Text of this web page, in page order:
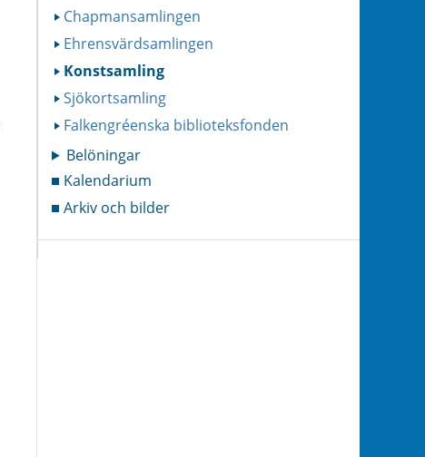
Chapmansamlingen
Ehrensvärdsamlingen
Konstsamling
Sjökortsamling
Falkengréenska biblioteksfonden
Belöningar
Kalendarium
Arkiv och bilder